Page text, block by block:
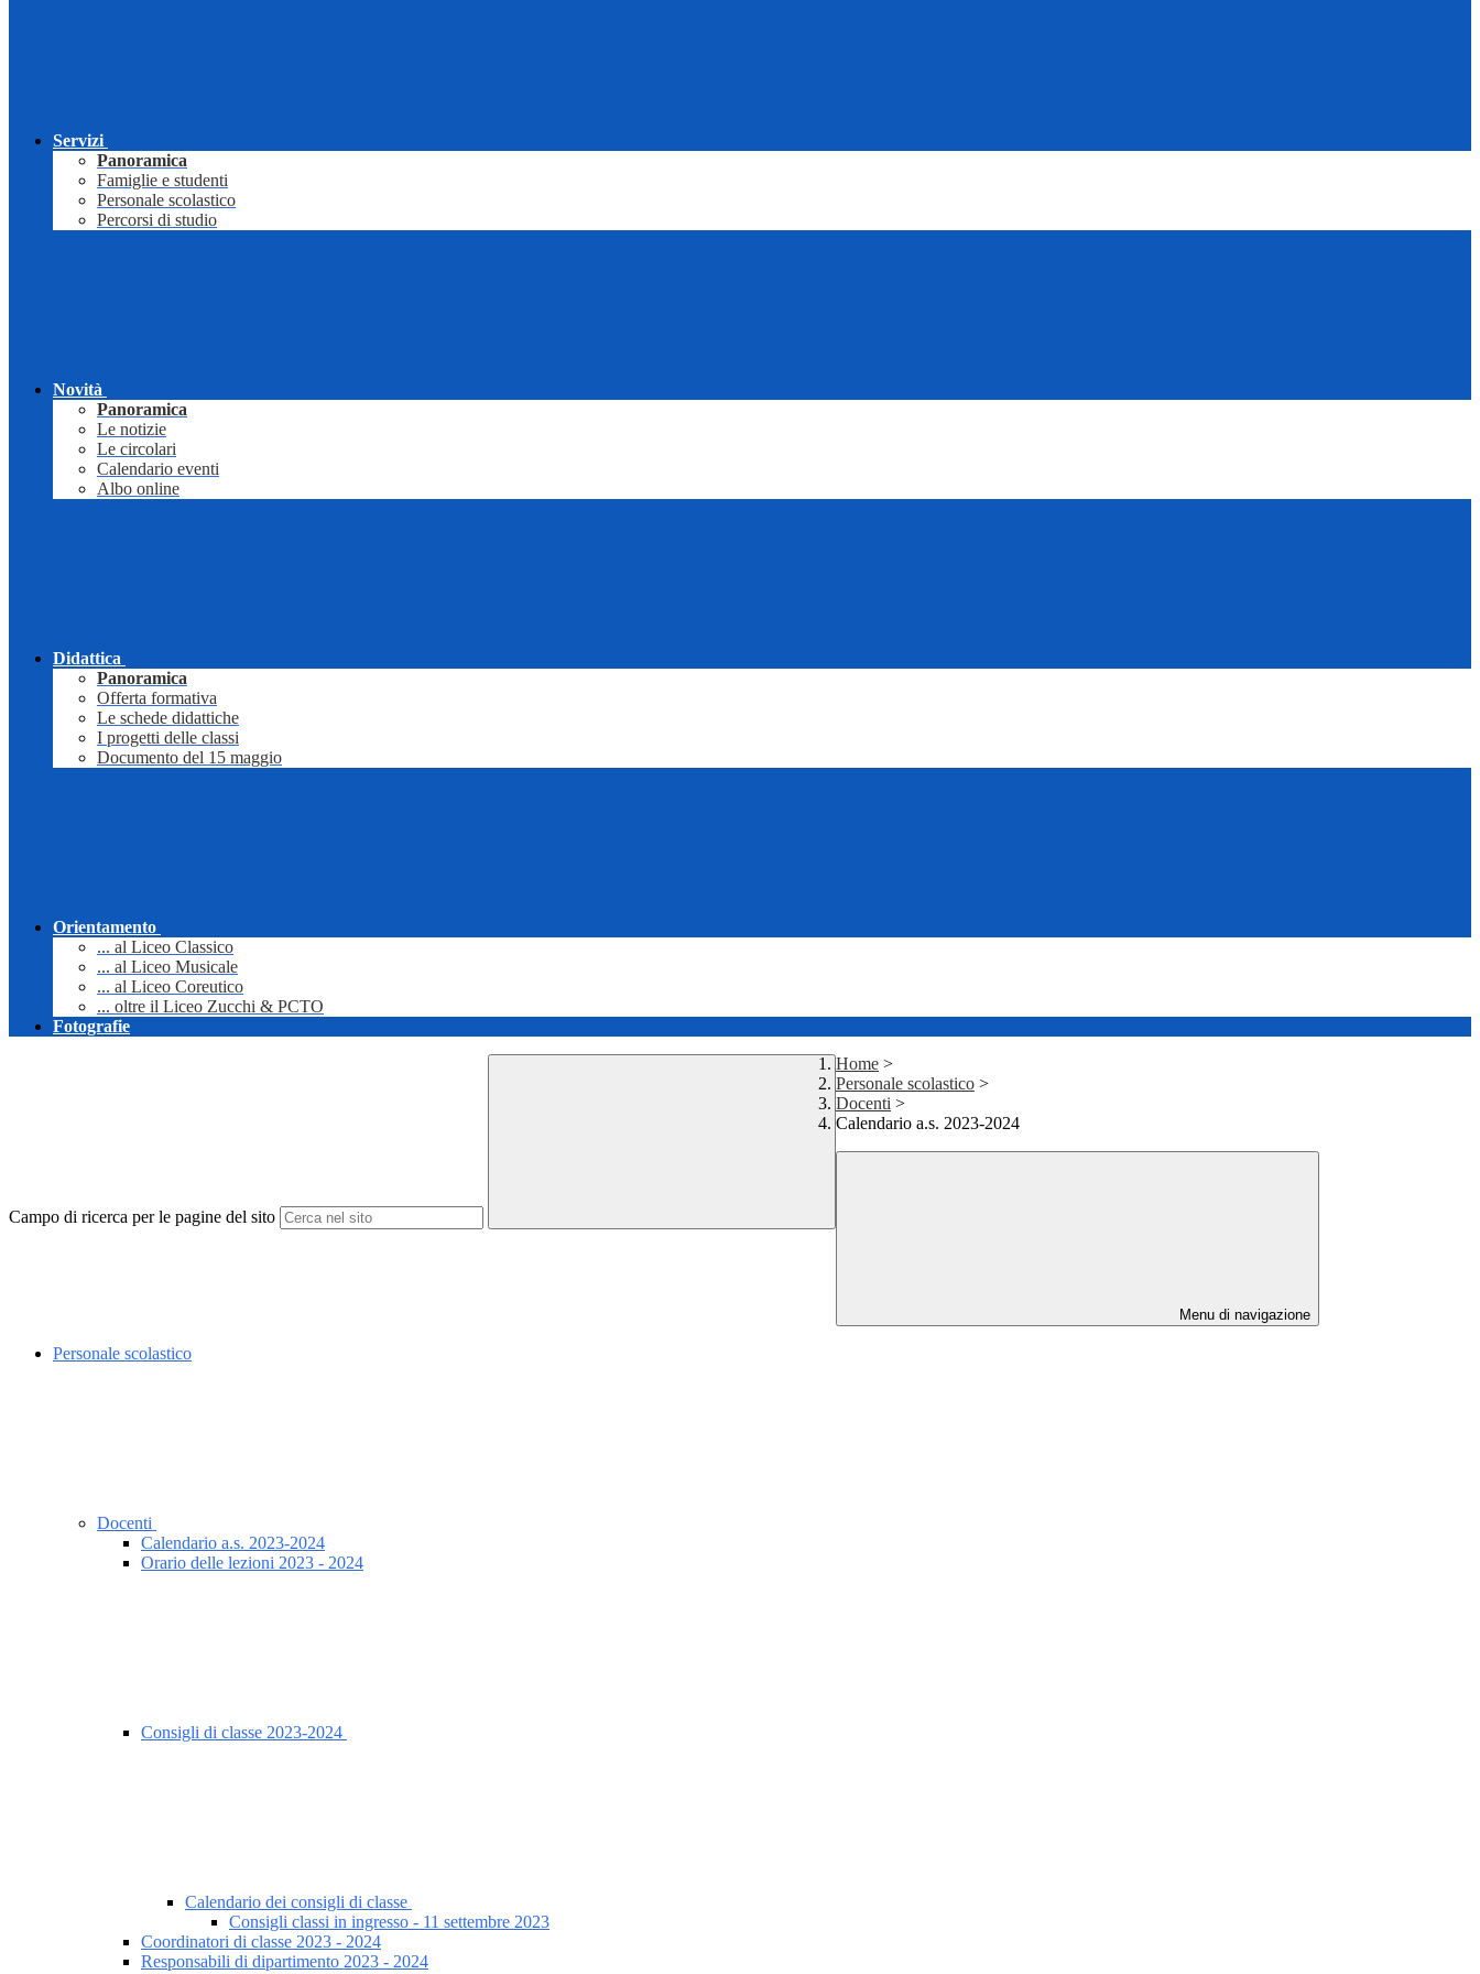
Servizi
Panoramica
Famiglie e studenti
Personale scolastico
Percorsi di studio
Novità
Panoramica
Le notizie
Le circolari
Calendario eventi
Albo online
Didattica
Panoramica
Offerta formativa
Le schede didattiche
I progetti delle classi
Documento del 15 maggio
Orientamento
... al Liceo Classico
... al Liceo Musicale
... al Liceo Coreutico
... oltre il Liceo Zucchi & PCTO
Fotografie
Campo di ricerca per le pagine del sito
Home >
Personale scolastico >
Docenti >
Calendario a.s. 2023-2024
Menu di navigazione
Personale scolastico
Docenti
Calendario a.s. 2023-2024
Orario delle lezioni 2023 - 2024
Consigli di classe 2023-2024
Calendario dei consigli di classe
Consigli classi in ingresso - 11 settembre 2023
Coordinatori di classe 2023 - 2024
Responsabili di dipartimento 2023 - 2024